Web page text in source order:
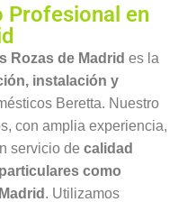
Profesional en
Rozas de Madrid es la
instalación y
Beretta. Nuestro
con amplia experiencia,
servicio de calidad
particulares como
. Utilizamos